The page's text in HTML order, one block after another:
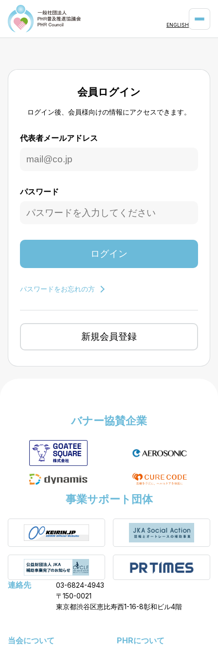
ENGLISH
会員ログイン
ログイン後、会員様向けの情報にアクセスできます。
代表者メールアドレス
パスワード
パスワードをお忘れの方
新規会員登録
バナー協賛企業
事業サポート団体
連絡先
03-6824-4943
〒150-0021
東京都渋谷区恵比寿西1-16-8彰和ビル4階
当会について PHRについて